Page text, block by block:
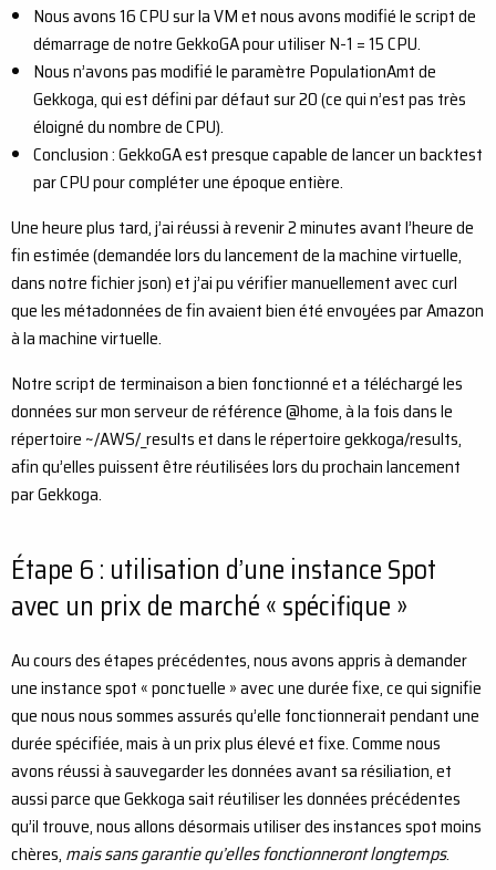
Nous avons 16 CPU sur la VM et nous avons modifié le script de
démarrage de notre GekkoGA pour utiliser N-1 = 15 CPU.
Nous n’avons pas modifié le paramètre PopulationAmt de
Gekkoga, qui est défini par défaut sur 20 (ce qui n’est pas très
éloigné du nombre de CPU).
Conclusion : GekkoGA est presque capable de lancer un backtest
par CPU pour compléter une époque entière.
Une heure plus tard, j’ai réussi à revenir 2 minutes avant l’heure de
fin estimée (demandée lors du lancement de la machine virtuelle,
dans notre fichier json) et j’ai pu vérifier manuellement avec curl
que les métadonnées de fin avaient bien été envoyées par Amazon
à la machine virtuelle.
Notre script de terminaison a bien fonctionné et a téléchargé les
données sur mon serveur de référence @home, à la fois dans le
répertoire ~/AWS/_results et dans le répertoire gekkoga/results,
afin qu’elles puissent être réutilisées lors du prochain lancement
par Gekkoga.
Étape 6 : utilisation d’une instance Spot
avec un prix de marché « spécifique »
Au cours des étapes précédentes, nous avons appris à demander
une instance spot « ponctuelle » avec une durée fixe, ce qui signifie
que nous nous sommes assurés qu’elle fonctionnerait pendant une
durée spécifiée, mais à un prix plus élevé et fixe. Comme nous
avons réussi à sauvegarder les données avant sa résiliation, et
aussi parce que Gekkoga sait réutiliser les données précédentes
qu’il trouve, nous allons désormais utiliser des instances spot moins
chères, mais sans garantie qu’elles fonctionneront longtemps.